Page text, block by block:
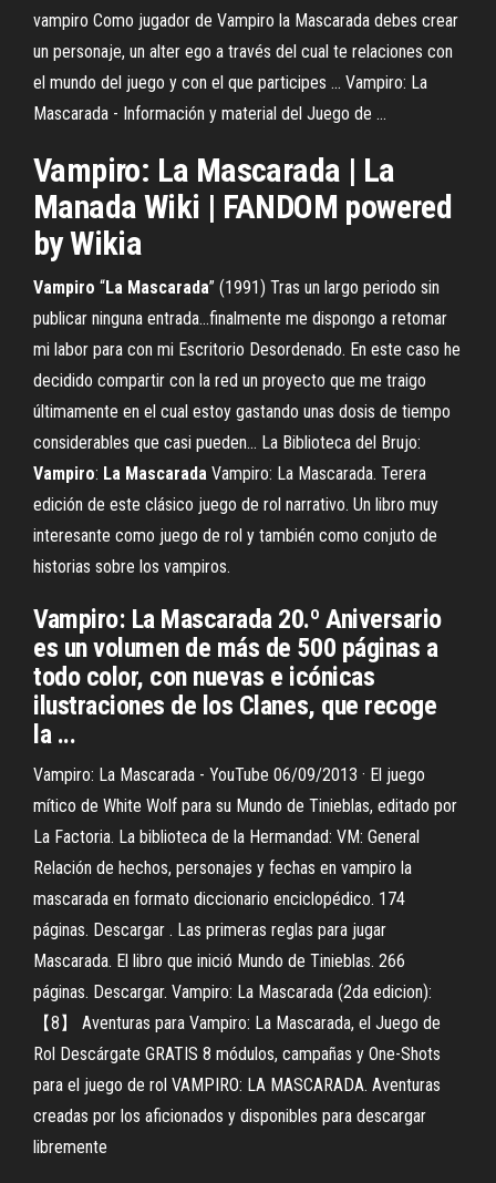
vampiro Como jugador de Vampiro la Mascarada debes crear
un personaje, un alter ego a través del cual te relaciones con
el mundo del juego y con el que participes ... Vampiro: La
Mascarada - Información y material del Juego de ...
Vampiro: La Mascarada | La
Manada Wiki | FANDOM powered
by Wikia
Vampiro “La Mascarada” (1991) Tras un largo periodo sin
publicar ninguna entrada...finalmente me dispongo a retomar
mi labor para con mi Escritorio Desordenado. En este caso he
decidido compartir con la red un proyecto que me traigo
últimamente en el cual estoy gastando unas dosis de tiempo
considerables que casi pueden... La Biblioteca del Brujo:
Vampiro: La Mascarada Vampiro: La Mascarada. Terera
edición de este clásico juego de rol narrativo. Un libro muy
interesante como juego de rol y también como conjuto de
historias sobre los vampiros.
Vampiro: La Mascarada 20.º Aniversario
es un volumen de más de 500 páginas a
todo color, con nuevas e icónicas
ilustraciones de los Clanes, que recoge
la ...
Vampiro: La Mascarada - YouTube 06/09/2013 · El juego
mítico de White Wolf para su Mundo de Tinieblas, editado por
La Factoria. La biblioteca de la Hermandad: VM: General
Relación de hechos, personajes y fechas en vampiro la
mascarada en formato diccionario enciclopédico. 174
páginas. Descargar . Las primeras reglas para jugar
Mascarada. El libro que inició Mundo de Tinieblas. 266
páginas. Descargar. Vampiro: La Mascarada (2da edicion):
【8】 Aventuras para Vampiro: La Mascarada, el Juego de
Rol Descárgate GRATIS 8 módulos, campañas y One-Shots
para el juego de rol VAMPIRO: LA MASCARADA. Aventuras
creadas por los aficionados y disponibles para descargar
libremente